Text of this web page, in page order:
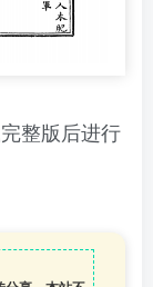
整版后进行